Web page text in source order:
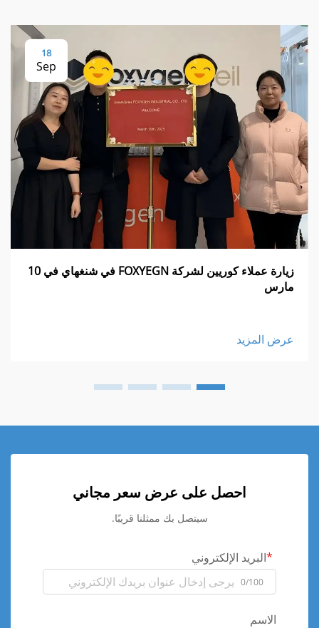
18
Sep
زيارة عملاء كوريين لشركة FOXYEGN في شنغهاي في 10
مارس
عرض المزيد
احصل على عرض سعر مجاني
سيتصل بك ممثلنا قريبًا.
البريد الإلكتروني
0/100
الاسم